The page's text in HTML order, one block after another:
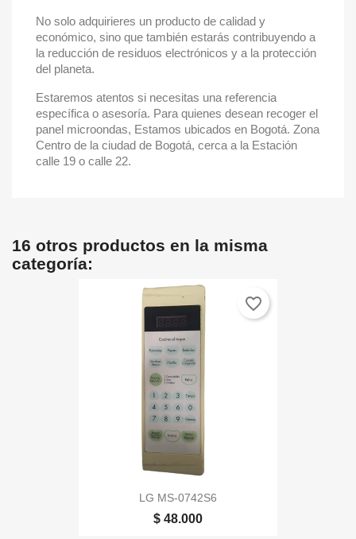
No solo adquirieres un producto de calidad y
económico, sino que también estarás contribuyendo a
la reducción de residuos electrónicos y a la protección
del planeta.
Estaremos atentos si necesitas una referencia
específica o asesoría. Para quienes desean recoger el
panel microondas, Estamos ubicados en Bogotá. Zona
Centro de la ciudad de Bogotá, cerca a la Estación
calle 19 o calle 22.
16 otros productos en la misma
categoría:
LG MS-0742S6
$ 48.000
favorite_border